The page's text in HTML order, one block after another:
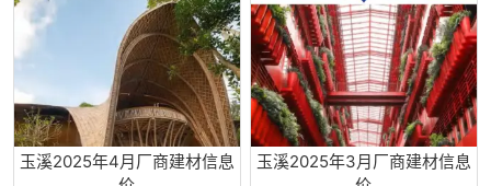
玉溪2025年4月厂商建材信息
玉溪2025年3月厂商建材信息